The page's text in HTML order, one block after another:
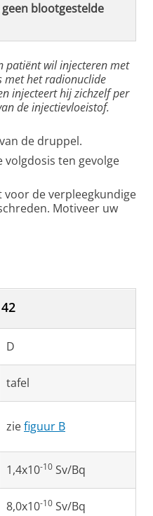
blootgestelde
patiënt wil injecteren met
met het radionuclide
injecteert hij zichzelf per
de injectievloeistof.
de druppel.
volgdosis ten gevolge
voor de verpleegkundige
Motiveer uw
D
tafel
ziefiguur B
1,4x10-10 Sv/Bq
8,0x10-10 Sv/Bq